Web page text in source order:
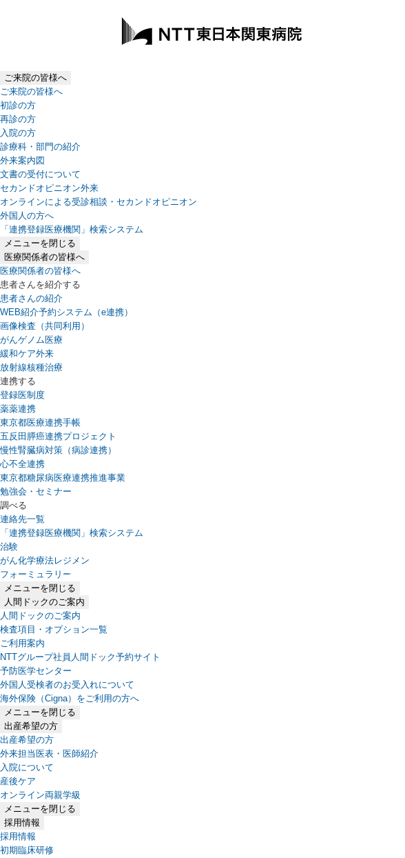
ご来院の皆様へ
ご来院の皆様へ
初診の方
再診の方
入院の方
診療科・部門の紹介
外来案内図
文書の受付について
セカンドオピニオン外来
オンラインによる受診相談・セカンドオピニオン
外国人の方へ
「連携登録医療機関」検索システム
（新しいタブで開きます）
メニューを閉じる
医療関係者の皆様へ
医療関係者の皆様へ
患者さんを紹介する
患者さんの紹介
WEB紹介予約システム（e連携）
（新しいタブで開きます）
画像検査（共同利用）
がんゲノム医療
緩和ケア外来
放射線核種治療
連携する
登録医制度
薬薬連携
東京都医療連携手帳
五反田膵癌連携プロジェクト
慢性腎臓病対策（病診連携）
心不全連携
東京都糖尿病医療連携推進事業
勉強会・セミナー
調べる
連絡先一覧
「連携登録医療機関」検索システム
（新しいタブで開きます）
治験
がん化学療法レジメン
フォーミュラリー
（PDFファイル、新しいタブで開きます）
メニューを閉じる
人間ドックのご案内
人間ドックのご案内
検査項目・オプション一覧
ご利用案内
NTTグループ社員人間ドック予約サイト
予防医学センター
外国人受検者のお受入れについて
海外保険（Cigna）をご利用の方へ
メニューを閉じる
出産希望の方
出産希望の方
外来担当医表・医師紹介
入院について
産後ケア
オンライン両親学級
メニューを閉じる
採用情報
採用情報
初期臨床研修